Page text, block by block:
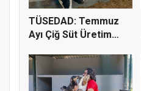
TÜSEDAD: Temmuz
Ayı Çiğ Süt Üretim